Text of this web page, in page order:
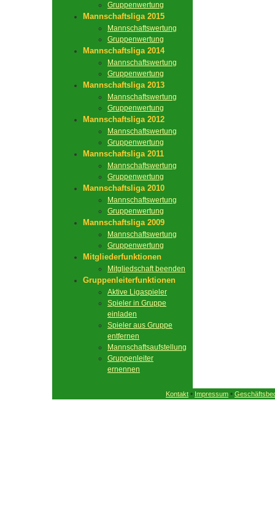
Gruppenwertung
Mannschaftsliga 2015
Mannschaftswertung
Gruppenwertung
Mannschaftsliga 2014
Mannschaftswertung
Gruppenwertung
Mannschaftsliga 2013
Mannschaftswertung
Gruppenwertung
Mannschaftsliga 2012
Mannschaftswertung
Gruppenwertung
Mannschaftsliga 2011
Mannschaftswertung
Gruppenwertung
Mannschaftsliga 2010
Mannschaftswertung
Gruppenwertung
Mannschaftsliga 2009
Mannschaftswertung
Gruppenwertung
Mitgliederfunktionen
Mitgliedschaft beenden
Gruppenleiterfunktionen
Aktive Ligaspieler
Spieler in Gruppe
einladen
Spieler aus Gruppe
entfernen
Mannschaftsaufstellung
Gruppenleiter
ernennen
Kontakt • Impressum •